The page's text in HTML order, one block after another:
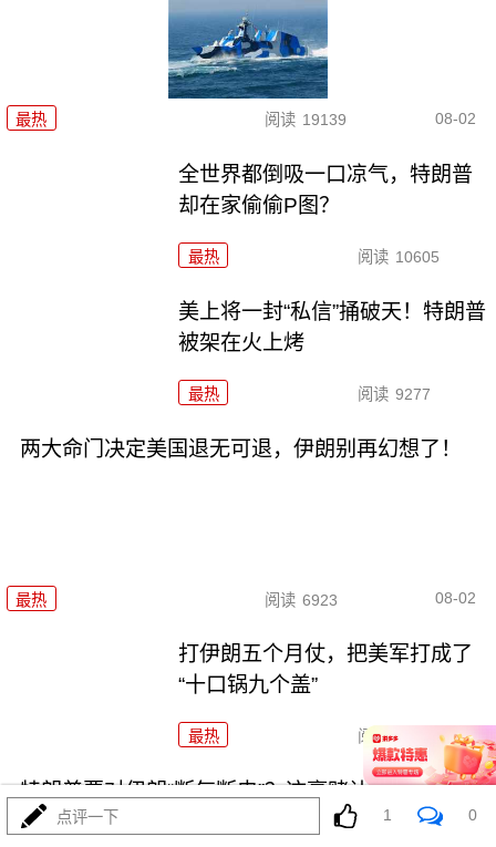
最热 阅读 19139 08-02
全世界都倒吸一口凉气，特朗普
却在家偷偷P图？
最热 阅读 10605
美上将一封“私信”捅破天！特朗普
被架在火上烤
最热 阅读 9277
两大命门决定美国退无可退，伊朗别再幻想了！
最热 阅读 6923 08-02
打伊朗五个月仗，把美军打成了
“十口锅九个盖”
最热 阅读 5370
特朗普要对伊朗“断气断电”？这豪赌让全球买单
点评一下 1 0